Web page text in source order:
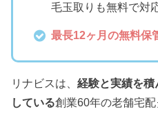
毛玉取りも無料で対
最長12ヶ月の無料保
リナビスは、経験と実績を
している創業60年の老舗宅配